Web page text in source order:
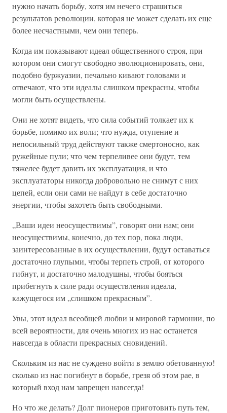
нужно начать борьбу, хотя им нечего страшиться
результатов революции, которая не может сделать их еще
более несчастными, чем они теперь.
Когда им показывают идеал общественного строя, при
котором они смогут свободно эволюционировать, они,
подобно буржуазии, печально кивают головами и
отвечают, что эти идеалы слишком прекрасны, чтобы
могли быть осуществлены.
Они не хотят видеть, что сила событий толкает их к
борьбе, помимо их воли; что нужда, отупение и
непосильный труд действуют также смертоносно, как
ружейные пули; что чем терпеливее они будут, тем
тяжелее будет давить их эксплуатация, и что
эксплуататоры никогда добровольно не снимут с них
цепей, если они сами не найдут в себе достаточно
энергии, чтобы захотеть быть свободными.
„Ваши идеи неосуществимы”, говорят они нам; они
неосуществимы, конечно, до тех пор, пока люди,
заинтересованные в их осуществлении, будут оставаться
достаточно глупыми, чтобы терпеть строй, от которого
гибнут, и достаточно малодушны, чтобы бояться
прибегнуть к силе ради осуществления идеала,
кажущегося им „слишком прекрасным”.
Увы, этот идеал всеобщей любви и мировой гармонии, по
всей вероятности, для очень многих из нас останется
навсегда в области прекрасных сновидений.
Скольким из нас не суждено войти в землю обетованную!
сколько из нас погибнут в борьбе, грезя об этом рае, в
который вход нам запрещен навсегда!
Но что же делать? Долг пионеров приготовить путь тем,